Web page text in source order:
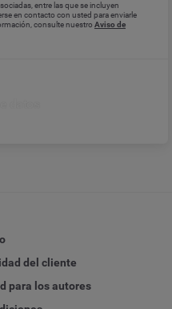
entre las que se incluyen
en contacto con usted para enviarle
consulte nuestro Aviso de
del cliente
para los autores